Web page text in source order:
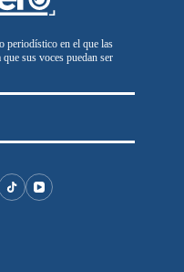
periodístico en el que las
sus voces puedan ser